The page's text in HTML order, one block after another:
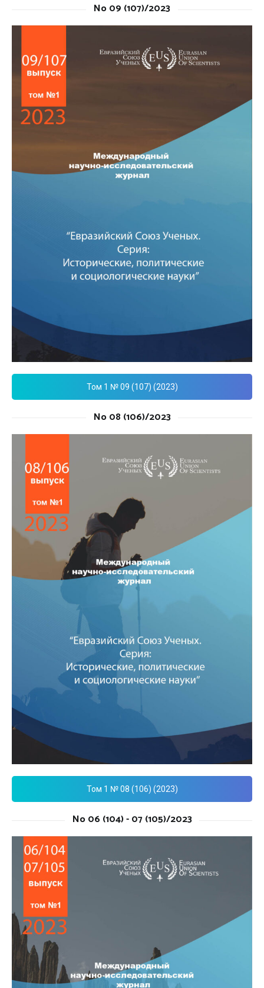
No 09 (107)/2023
Том 1 № 09 (107) (2023)
No 08 (106)/2023
Том 1 № 08 (106) (2023)
No 06 (104) - 07 (105)/2023